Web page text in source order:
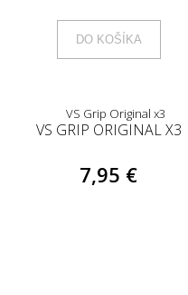
DO KOŠÍKA
VS GRIP ORIGINAL X3
7,95 €